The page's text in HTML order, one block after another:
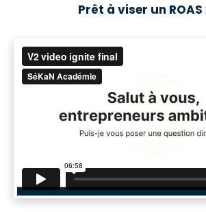
Prêt à viser un ROAS